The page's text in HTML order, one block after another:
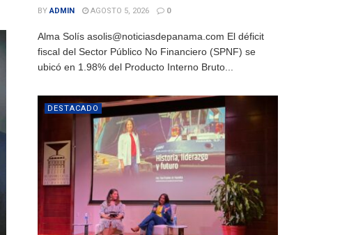
BY ADMIN AGOSTO 5, 2026 0
Alma Solís asolis@noticiasdepanama.com El déficit
fiscal del Sector Público No Financiero (SPNF) se
ubicó en 1.98% del Producto Interno Bruto...
DESTACADO